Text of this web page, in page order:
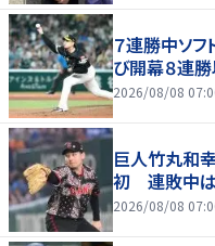
７連勝中ソ
び開幕８連
2026/08/08
巨人竹丸和
初 連敗中は
2026/08/08